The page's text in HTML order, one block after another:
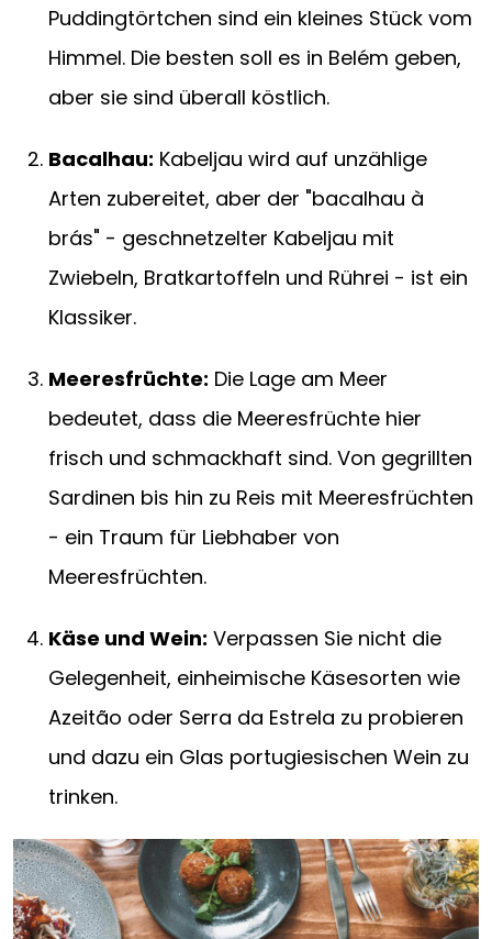
Puddingtörtchen sind ein kleines Stück vom
Himmel. Die besten soll es in Belém geben,
aber sie sind überall köstlich.
Bacalhau: Kabeljau wird auf unzählige
Arten zubereitet, aber der "bacalhau à
brás" - geschnetzelter Kabeljau mit
Zwiebeln, Bratkartoffeln und Rührei - ist ein
Klassiker.
Meeresfrüchte: Die Lage am Meer
bedeutet, dass die Meeresfrüchte hier
frisch und schmackhaft sind. Von gegrillten
Sardinen bis hin zu Reis mit Meeresfrüchten
- ein Traum für Liebhaber von
Meeresfrüchten.
Käse und Wein: Verpassen Sie nicht die
Gelegenheit, einheimische Käsesorten wie
Azeitão oder Serra da Estrela zu probieren
und dazu ein Glas portugiesischen Wein zu
trinken.